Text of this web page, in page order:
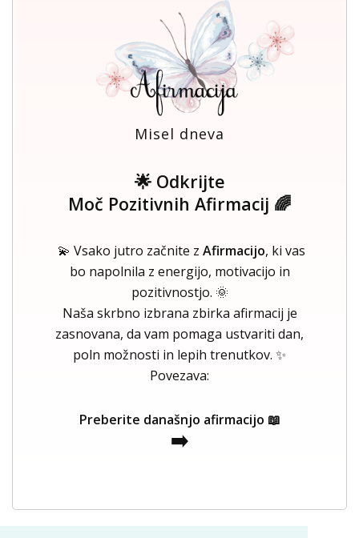
Misel dneva
🌟 Odkrijte
Moč Pozitivnih Afirmacij 🌈
💫 Vsako jutro začnite z Afirmacijo, ki vas
bo napolnila z energijo, motivacijo in
pozitivnostjo. 🌞
Naša skrbno izbrana zbirka afirmacij je
zasnovana, da vam pomaga ustvariti dan,
poln možnosti in lepih trenutkov. ✨
Povezava:
Preberite današnjo afirmacijo 📖
➡️